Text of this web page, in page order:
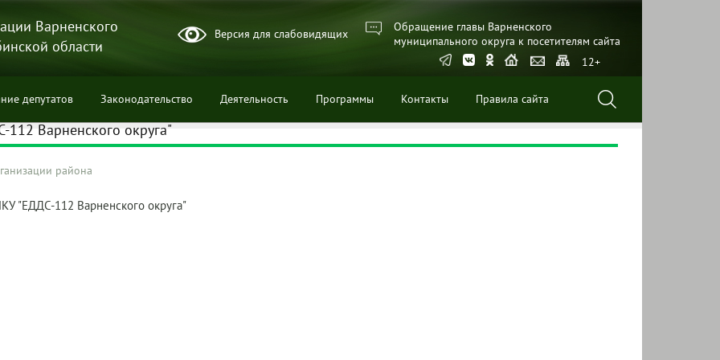
Варненского
области
Версия для слабовидящих
Обращение главы Варненского
муниципального округа к посетителям сайта
12+
депутатов Законодательство Деятельность Программы Контакты Правила сайта
Варненского округа"
района
"ЕДДС-112 Варненского округа"